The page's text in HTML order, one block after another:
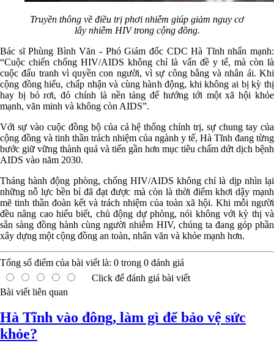
Truyền thông về điều trị phơi nhiễm giúp giảm nguy cơ
lây nhiễm HIV trong cộng đồng.
Bác sĩ Phùng Bình Văn - Phó Giám đốc CDC Hà Tĩnh nhấn mạnh:
“Cuộc chiến chống HIV/AIDS không chỉ là vấn đề y tế, mà còn là
cuộc đấu tranh vì quyền con người, vì sự công bằng và nhân ái. Khi
cộng đồng hiểu, chấp nhận và cùng hành động, khi không ai bị kỳ thị
hay bị bỏ rơi, đó chính là nền tảng để hướng tới một xã hội khỏe
mạnh, văn minh và không còn AIDS”.
Với sự vào cuộc đồng bộ của cả hệ thống chính trị, sự chung tay của
cộng đồng và tinh thần trách nhiệm của ngành y tế, Hà Tĩnh đang từng
bước giữ vững thành quả và tiến gần hơn mục tiêu chấm dứt dịch bệnh
AIDS vào năm 2030.
Tháng hành động phòng, chống HIV/AIDS không chỉ là dịp nhìn lại
những nỗ lực bền bỉ đã đạt được mà còn là thời điểm khơi dậy mạnh
mẽ tinh thần đoàn kết và trách nhiệm của toàn xã hội. Khi mỗi người
đều nâng cao hiểu biết, chủ động dự phòng, nói không với kỳ thị và
sẵn sàng đồng hành cùng người nhiễm HIV, chúng ta đang góp phần
xây dựng một cộng đồng an toàn, nhân văn và khỏe mạnh hơn.
Tổng số điểm của bài viết là: 0 trong 0 đánh giá
Click để đánh giá bài viết
Bài viết liên quan
Hà Tĩnh vào đông, làm gì để bảo vệ sức
khỏe?